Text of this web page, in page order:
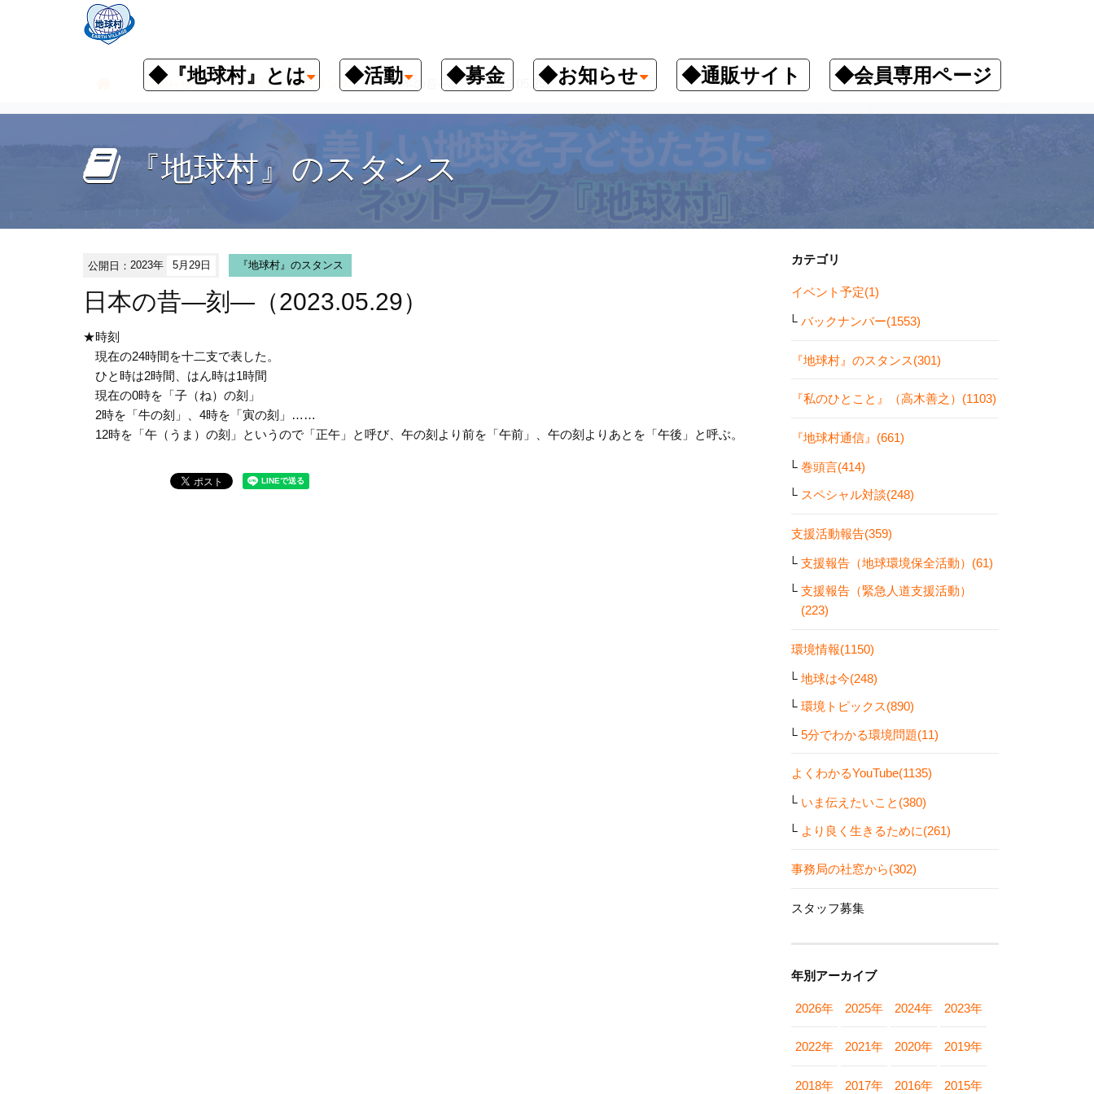
◆『地球村』とは ◆活動 ◆募金 ◆お知らせ ◆通販サイト ◆会員専用ページ
お知らせ 『地球村』のスタンス 日本の昔―刻―（2023.05.29）
『地球村』のスタンス
公開日：2023年 5月29日 『地球村』のスタンス
日本の昔―刻―（2023.05.29）
★時刻
現在の24時間を十二支で表した。
ひと時は2時間、はん時は1時間
現在の0時を「子（ね）の刻」
2時を「牛の刻」、4時を「寅の刻」……
12時を「午（うま）の刻」というので「正午」と呼び、午の刻より前を「午前」、午の刻よりあとを「午後」と呼ぶ。
カテゴリ
イベント予定(1)
バックナンバー(1553)
『地球村』のスタンス(301)
『私のひとこと』（高木善之）(1103)
『地球村通信』(661)
巻頭言(414)
スペシャル対談(248)
支援活動報告(359)
支援報告（地球環境保全活動）(61)
支援報告（緊急人道支援活動）
(223)
環境情報(1150)
地球は今(248)
環境トピックス(890)
5分でわかる環境問題(11)
よくわかるYouTube(1135)
いま伝えたいこと(380)
より良く生きるために(261)
事務局の社窓から(302)
スタッフ募集
年別アーカイブ
2026年 2025年 2024年 2023年
2022年 2021年 2020年 2019年
2018年 2017年 2016年 2015年